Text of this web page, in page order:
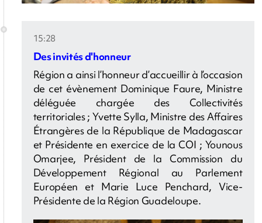
15:28
Des invités d'honneur
Région a ainsi l’honneur d’accueillir à l’occasion
de cet évènement Dominique Faure, Ministre
déléguée chargée des Collectivités
territoriales ; Yvette Sylla, Ministre des Affaires
Étrangères de la République de Madagascar
et Présidente en exercice de la COI ; Younous
Omarjee, Président de la Commission du
Développement Régional au Parlement
Européen et Marie Luce Penchard, Vice-
Présidente de la Région Guadeloupe.